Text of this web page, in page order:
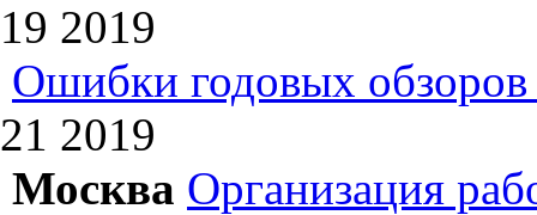
19 2019
Ошибки годовых обзоров
21 2019
Москва Организация